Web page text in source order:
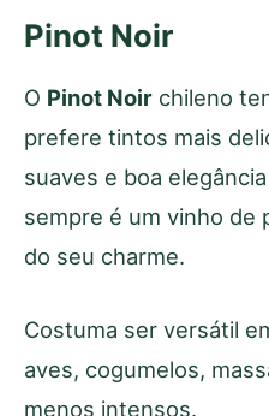
Pinot Noir
O Pinot Noir chileno
prefere tintos mais
suaves e boa
sempre é um vinho de
do seu charme.
Costuma ser versátil
aves, cogumelos,
menos intensos.